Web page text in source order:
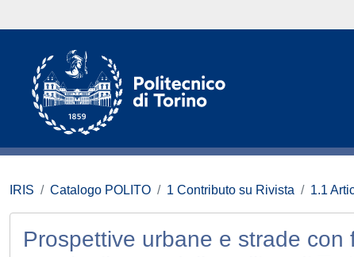
IRIS Catalogo POLITO 1 Contributo su Rivista 1.1
Prospettive urbane e strade